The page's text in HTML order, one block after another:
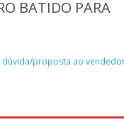
BATIDO PARA
proposta ao